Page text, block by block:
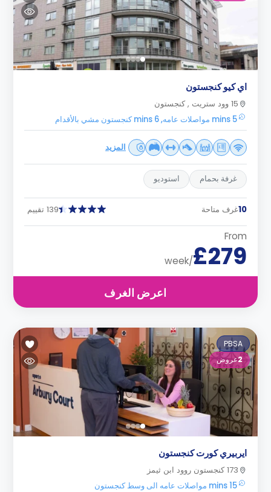
اي كيو كنجستون
15 وود ستريت , كنجستون
5 mins مواصلات عامه, 6 mins كنجستون مشي بالأقدام
المزيد
غرفة بحمام استوديو
10غرف متاحة 139 تقييم
From
£279
/week
اعرض الغرف
PBSA
2عروض
ايربيري كورت كنجستون
173 كنجستون روود ابن ثيمز
15 mins مواصلات عامه الى وسط كنجستون